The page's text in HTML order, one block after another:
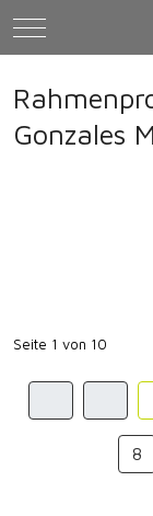
Mobile Menu Toggle
Gonzales
Seite 1 von 10
8